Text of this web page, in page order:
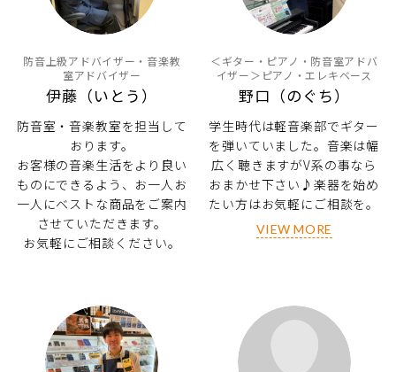
防音上級アドバイザー・音楽教
室アドバイザー
伊藤（いとう）
防音室・音楽教室を担当して
おります。
お客様の音楽生活をより良い
ものにできるよう、お一人お
一人にベストな商品をご案内
させていただきます。
お気軽にご相談ください。
＜ギター・ピアノ・防音室アドバ
イザー＞ピアノ・エレキベース
野口（のぐち）
学生時代は軽音楽部でギター
を弾いていました。音楽は幅
広く聴きますがV系の事なら
おまかせ下さい♪楽器を始め
たい方はお気軽にご相談を。
VIEW MORE